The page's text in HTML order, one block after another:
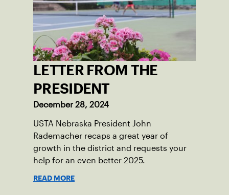
LETTER FROM THE
PRESIDENT
December 28, 2024
USTA Nebraska President John
Rademacher recaps a great year of
growth in the district and requests your
help for an even better 2025.
READ MORE